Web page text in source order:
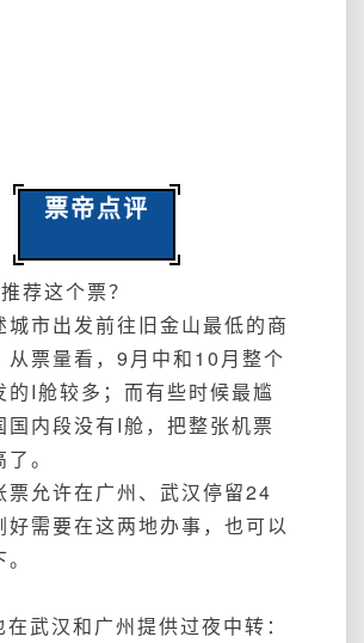
票帝点评
荐这个票？
城市出发前往旧金山最低的商
从票量看，9月中和10月整个
的I舱较多；而有些时候最尴
国内段没有I舱，把整张机票
。
票允许在广州、武汉停留24
好需要在这两地办事，也可以
武汉和广州提供过夜中转：